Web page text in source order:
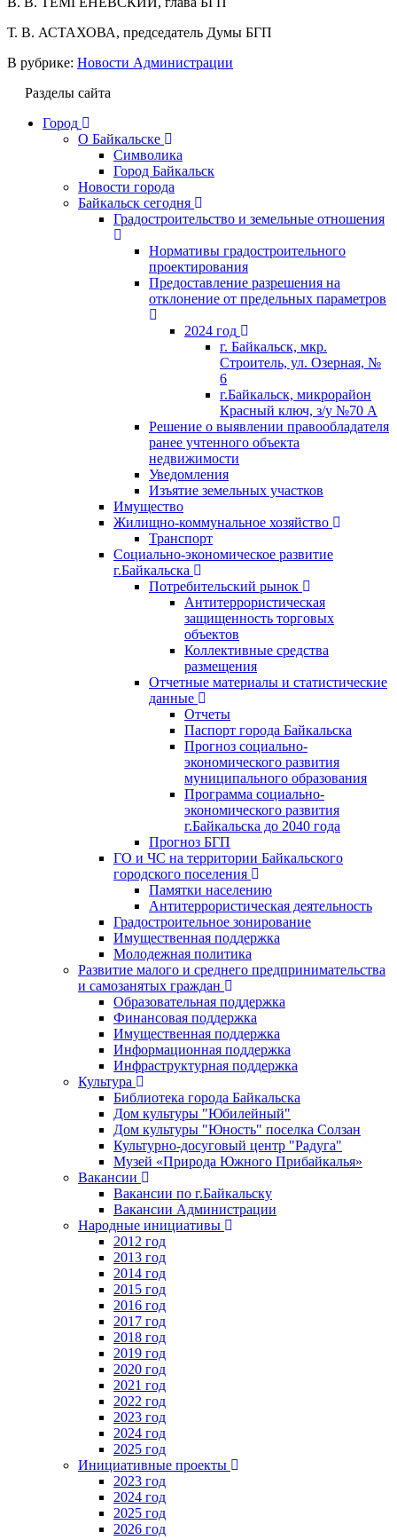
Т. В. АСТАХОВА, председатель Думы БГП
В рубрике: Новости Администрации
Разделы сайта
Город
О Байкальске
Символика
Город Байкальск
Новости города
Байкальск сегодня
Градостроительство и земельные отношения
Нормативы градостроительного
проектирования
Предоставление разрешения на
отклонение от предельных параметров
2024 год
г. Байкальск, мкр.
Строитель, ул. Озерная, №
6
г.Байкальск, микрорайон
Красный ключ, з/у №70 А
Решение о выявлении правообладателя
ранее учтенного объекта
недвижимости
Уведомления
Изъятие земельных участков
Имущество
Жилищно-коммунальное хозяйство
Транспорт
Социально-экономическое развитие
г.Байкальска
Потребительский рынок
Антитеррористическая
защищенность торговых
объектов
Коллективные средства
размещения
Отчетные материалы и статистические
данные
Отчеты
Паспорт города Байкальска
Прогноз социально-
экономического развития
муниципального образования
Программа социально-
экономического развития
г.Байкальска до 2040 года
Прогноз БГП
ГО и ЧС на территории Байкальского
городского поселения
Памятки населению
Антитеррористическая деятельность
Градостроительное зонирование
Имущественная поддержка
Молодежная политика
Развитие малого и среднего предпринимательства
и самозанятых граждан
Образовательная поддержка
Финансовая поддержка
Имущественная поддержка
Информационная поддержка
Инфраструктурная поддержка
Культура
Библиотека города Байкальска
Дом культуры "Юбилейный"
Дом культуры "Юность" поселка Солзан
Культурно-досуговый центр "Радуга"
Музей «Природа Южного Прибайкалья»
Вакансии
Вакансии по г.Байкальску
Вакансии Администрации
Народные инициативы
2012 год
2013 год
2014 год
2015 год
2016 год
2017 год
2018 год
2019 год
2020 год
2021 год
2022 год
2023 год
2024 год
2025 год
Инициативные проекты
2023 год
2024 год
2025 год
2026 год